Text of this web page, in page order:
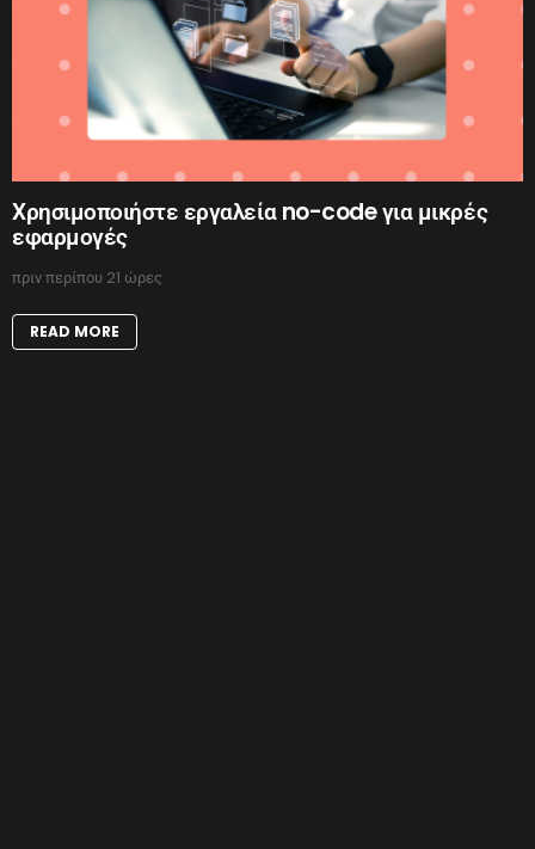
Χρησιμοποιήστε εργαλεία no-code για μικρές
εφαρμογές
πριν περίπου 21 ώρες
READ MORE